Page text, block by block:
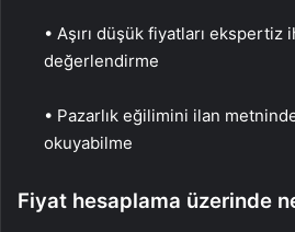
• Aşırı düşük fiyatları
değerlendirme
• Pazarlık eğilimini ilan
okuyabilme
Fiyat hesaplama üzerinde